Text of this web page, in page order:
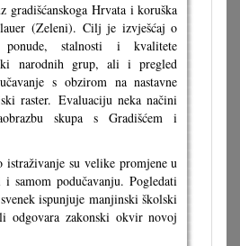
gradišćanskoga Hrvata i koruška
(Zeleni). Cilj je izvješćaj o
ponude, stalnosti i kvalitete
narodnih grup, ali i pregled
s obzirom na nastavne
raster. Evaluaciju neka načini
skupa s Gradišćem i
su velike promjene u
i samom podučavanju. Pogledati
ispunjuje manjinski školski
odgovara zakonski okvir novoj